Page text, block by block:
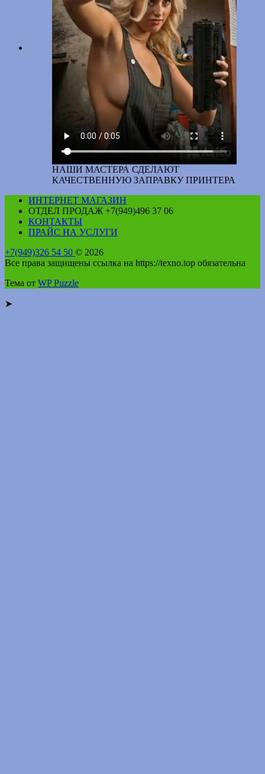
НАШИ МАСТЕРА СДЕЛАЮТ
КАЧЕСТВЕННУЮ ЗАПРАВКУ ПРИНТЕРА
ИНТЕРНЕТ МАГАЗИН
ОТДЕЛ ПРОДАЖ +7(949)496 37 06
КОНТАКТЫ
ПРАЙС НА УСЛУГИ
+7(949)326 54 50 © 2026
Все права защищены ссылка на https://texno.top обязательна
Тема от WP Puzzle
➤